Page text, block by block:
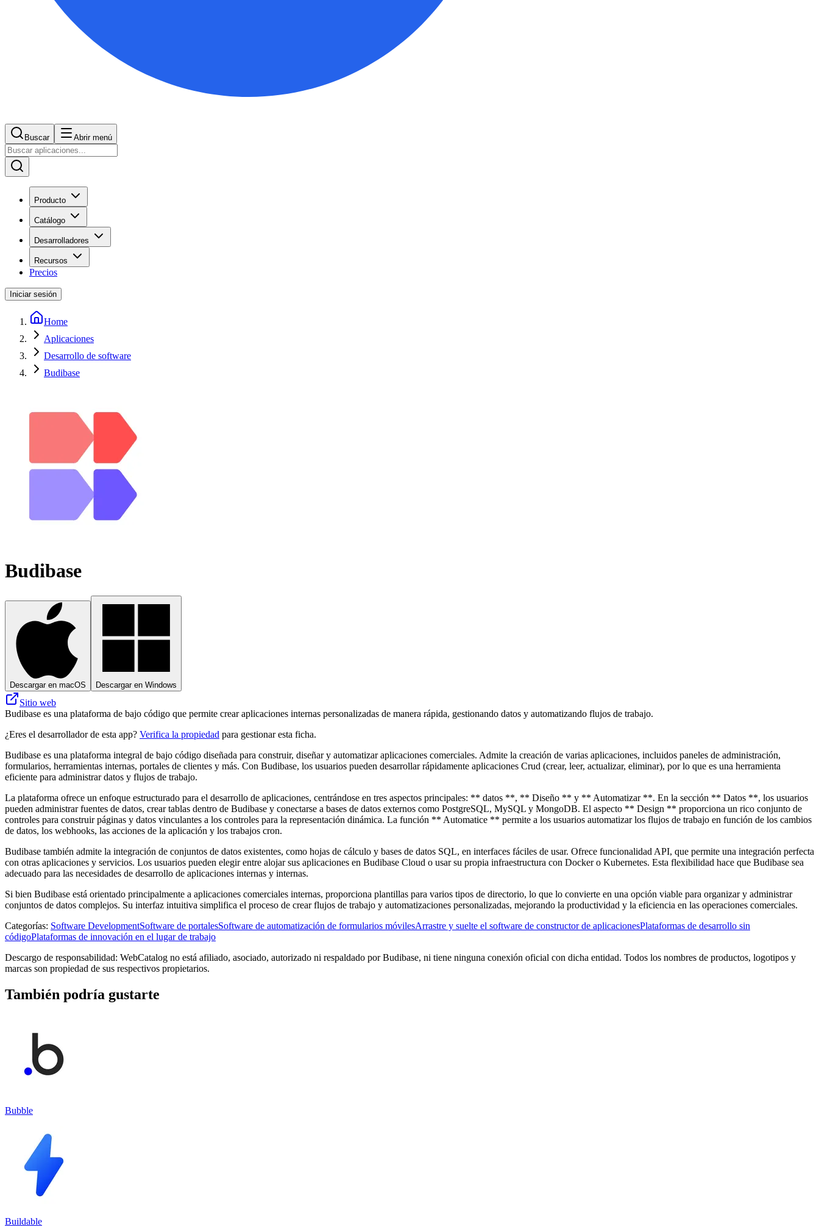
Buscar Abrir menú
Producto
Catálogo
Desarrolladores
Recursos
Precios
Iniciar sesión
Home
Aplicaciones
Desarrollo de software
Budibase
Budibase
Descargar en macOS Descargar en Windows
Sitio web
Budibase es una plataforma de bajo código que permite crear aplicaciones internas personalizadas de manera rápida, gestionando datos y automatizando flujos de trabajo.
¿Eres el desarrollador de esta app? Verifica la propiedad para gestionar esta ficha.
Budibase es una plataforma integral de bajo código diseñada para construir, diseñar y automatizar aplicaciones comerciales. Admite la creación de varias aplicaciones, incluidos paneles de administración,
formularios, herramientas internas, portales de clientes y más. Con Budibase, los usuarios pueden desarrollar rápidamente aplicaciones Crud (crear, leer, actualizar, eliminar), por lo que es una herramienta
eficiente para administrar datos y flujos de trabajo.
La plataforma ofrece un enfoque estructurado para el desarrollo de aplicaciones, centrándose en tres aspectos principales: ** datos **, ** Diseño ** y ** Automatizar **. En la sección ** Datos **, los usuarios
pueden administrar fuentes de datos, crear tablas dentro de Budibase y conectarse a bases de datos externos como PostgreSQL, MySQL y MongoDB. El aspecto ** Design ** proporciona un rico conjunto de
controles para construir páginas y datos vinculantes a los controles para la representación dinámica. La función ** Automatice ** permite a los usuarios automatizar los flujos de trabajo en función de los cambios
de datos, los webhooks, las acciones de la aplicación y los trabajos cron.
Budibase también admite la integración de conjuntos de datos existentes, como hojas de cálculo y bases de datos SQL, en interfaces fáciles de usar. Ofrece funcionalidad API, que permite una integración perfecta
con otras aplicaciones y servicios. Los usuarios pueden elegir entre alojar sus aplicaciones en Budibase Cloud o usar su propia infraestructura con Docker o Kubernetes. Esta flexibilidad hace que Budibase sea
adecuado para las necesidades de desarrollo de aplicaciones internas y internas.
Si bien Budibase está orientado principalmente a aplicaciones comerciales internas, proporciona plantillas para varios tipos de directorio, lo que lo convierte en una opción viable para organizar y administrar
conjuntos de datos complejos. Su interfaz intuitiva simplifica el proceso de crear flujos de trabajo y automatizaciones personalizadas, mejorando la productividad y la eficiencia en las operaciones comerciales.
Categorías: Software DevelopmentSoftware de portalesSoftware de automatización de formularios móvilesArrastre y suelte el software de constructor de aplicacionesPlataformas de desarrollo sin
códigoPlataformas de innovación en el lugar de trabajo
Descargo de responsabilidad: WebCatalog no está afiliado, asociado, autorizado ni respaldado por Budibase, ni tiene ninguna conexión oficial con dicha entidad. Todos los nombres de productos, logotipos y
marcas son propiedad de sus respectivos propietarios.
También podría gustarte
Bubble
Buildable